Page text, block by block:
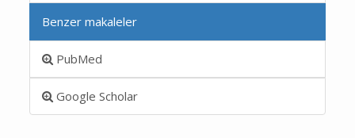
Benzer makaleler
PubMed
Google Scholar